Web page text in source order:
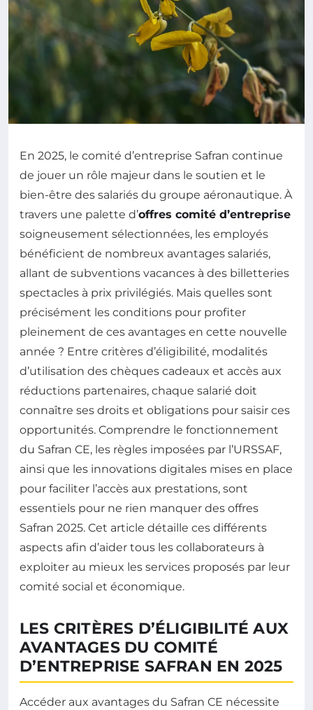
En 2025, le comité d’entreprise Safran continue
de jouer un rôle majeur dans le soutien et le
bien-être des salariés du groupe aéronautique. À
travers une palette d’offres comité d’entreprise
soigneusement sélectionnées, les employés
bénéficient de nombreux avantages salariés,
allant de subventions vacances à des billetteries
spectacles à prix privilégiés. Mais quelles sont
précisément les conditions pour profiter
pleinement de ces avantages en cette nouvelle
année ? Entre critères d’éligibilité, modalités
d’utilisation des chèques cadeaux et accès aux
réductions partenaires, chaque salarié doit
connaître ses droits et obligations pour saisir ces
opportunités. Comprendre le fonctionnement
du Safran CE, les règles imposées par l’URSSAF,
ainsi que les innovations digitales mises en place
pour faciliter l’accès aux prestations, sont
essentiels pour ne rien manquer des offres
Safran 2025. Cet article détaille ces différents
aspects afin d’aider tous les collaborateurs à
exploiter au mieux les services proposés par leur
comité social et économique.
LES CRITÈRES D’ÉLIGIBILITÉ AUX
AVANTAGES DU COMITÉ
D’ENTREPRISE SAFRAN EN 2025
Accéder aux avantages du Safran CE nécessite